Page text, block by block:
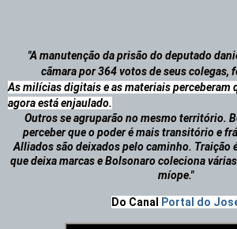
cãmara por 364 votos de seus colegas,
As milícias digitais e as materiais perceberam
Outros se agruparão no mesmo território.
perceber que o poder é mais transitório e
Alliados são deixados pelo caminho. Traição
que deixa marcas e Bolsonaro coleciona
míope."
Do Canal Portal do